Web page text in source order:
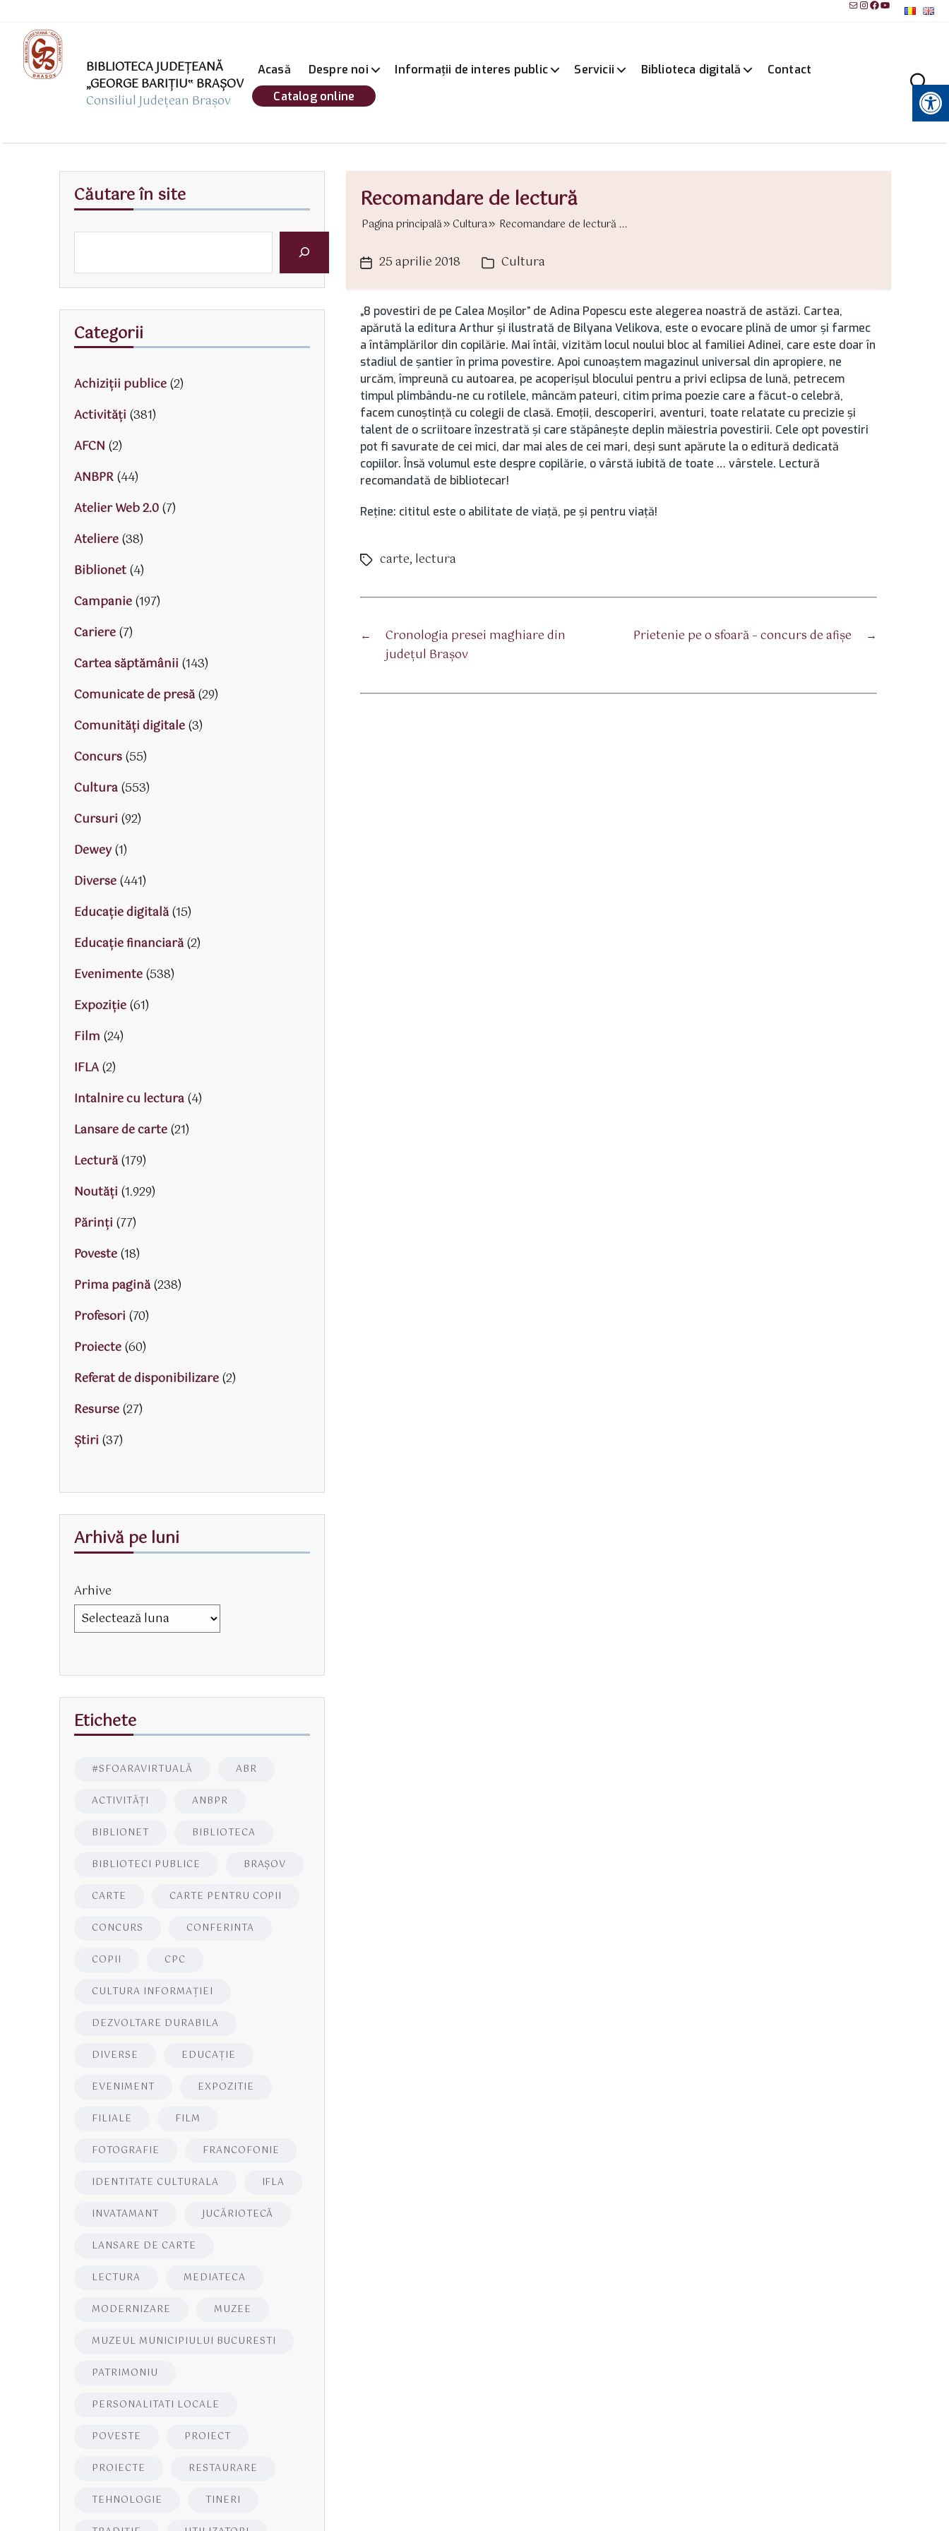
MailInstagram
Facebook
YouTube
BIBLIOTECA JUDEȚEANĂ
„GEORGE BARIŢIU‟ BRAŞOV
Consiliul Județean Brașov
Acasă Despre noi Informații de interes public Servicii Biblioteca digitală
Contact
Catalog online
Instrumente pentru accesibilitate
Recomandare de lectură
Pagina principală Cultura Recomandare de lectură ...
Dată25 aprilie 2018 Categorii
Cultura
„8 povestiri de pe Calea Moşilor” de Adina Popescu este alegerea noastră de astăzi. Cartea,
apărută la editura Arthur şi ilustrată de Bilyana Velikova, este o evocare plină de umor şi farmec
a întâmplărilor din copilărie. Mai întâi, vizităm locul noului bloc al familiei Adinei, care este doar în
stadiul de şantier în prima povestire. Apoi cunoaştem magazinul universal din apropiere, ne
urcăm, împreună cu autoarea, pe acoperişul blocului pentru a privi eclipsa de lună, petrecem
timpul plimbându-ne cu rotilele, mâncăm pateuri, citim prima poezie care a făcut-o celebră,
facem cunoştinţă cu colegii de clasă. Emoţii, descoperiri, aventuri, toate relatate cu precizie şi
talent de o scriitoare înzestrată şi care stăpâneşte deplin măiestria povestirii. Cele opt povestiri
pot fi savurate de cei mici, dar mai ales de cei mari, deşi sunt apărute la o editură dedicată
copiilor. Însă volumul este despre copilărie, o vârstă iubită de toate … vârstele. Lectură
recomandată de bibliotecar!
Reţine: cititul este o abilitate de viaţă, pe şi pentru viaţă!
Etichete
carte, lectura
←
Cronologia presei maghiare din
judeţul Braşov
→
Prietenie pe o sfoară – concurs de afișe
Căutare în site
Categorii
Achiziții publice(2)
Activităţi (381)
AFCN (2)
ANBPR(44)
Atelier Web 2.0(7)
Ateliere(38)
Biblionet(4)
Campanie(197)
Cariere(7)
Cartea săptămânii (143)
Comunicate de presă(29)
Comunități digitale(3)
Concurs(55)
Cultura(553)
Cursuri (92)
Dewey(1)
Diverse(441)
Educaţie digitală(15)
Educaţie financiară(2)
Evenimente(538)
Expoziție(61)
Film (24)
IFLA(2)
Intalnire cu lectura(4)
Lansare de carte(21)
Lectură(179)
Noutăți (1.929)
Părinţi (77)
Poveste(18)
Prima pagină(238)
Profesori (70)
Proiecte(60)
Referat de disponibilizare(2)
Resurse(27)
Știri (37)
Arhivă pe luni
Arhive
Etichete
#SFOARAVIRTUALĂ ABR
ACTIVITĂŢI ANBPR
BIBLIONET BIBLIOTECA
BIBLIOTECI PUBLICE BRAŞOV
CARTE CARTE PENTRU COPII
CONCURS CONFERINTA
COPII CPC
CULTURA INFORMAŢIEI
DEZVOLTARE DURABILA
DIVERSE EDUCAŢIE
EVENIMENT EXPOZITIE
FILIALE FILM
FOTOGRAFIE FRANCOFONIE
IDENTITATE CULTURALA IFLA
INVATAMANT JUCĂRIOTECĂ
LANSARE DE CARTE
LECTURA MEDIATECA
MODERNIZARE MUZEE
MUZEUL MUNICIPIULUI BUCURESTI
PATRIMONIU
PERSONALITATI LOCALE
POVESTE PROIECT
PROIECTE RESTAURARE
TEHNOLOGIE TINERI